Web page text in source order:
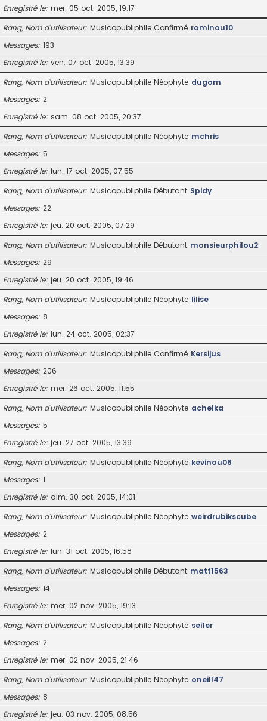
Enregistré le mer. 05 oct. 2005, 19:17
Rang, Nom d’utilisateur Musicopubliphile Confirmé rominou10
Messages 193
Enregistré le ven. 07 oct. 2005, 13:39
Rang, Nom d’utilisateur Musicopubliphile Néophyte dugom
Messages 2
Enregistré le sam. 08 oct. 2005, 20:37
Rang, Nom d’utilisateur Musicopubliphile Néophyte mchris
Messages 5
Enregistré le lun. 17 oct. 2005, 07:55
Rang, Nom d’utilisateur Musicopubliphile Débutant Spidy
Messages 22
Enregistré le jeu. 20 oct. 2005, 07:29
Rang, Nom d’utilisateur Musicopubliphile Débutant monsieurphilou2
Messages 29
Enregistré le jeu. 20 oct. 2005, 19:46
Rang, Nom d’utilisateur Musicopubliphile Néophyte lilise
Messages 8
Enregistré le lun. 24 oct. 2005, 02:37
Rang, Nom d’utilisateur Musicopubliphile Confirmé Kersijus
Messages 206
Enregistré le mer. 26 oct. 2005, 11:55
Rang, Nom d’utilisateur Musicopubliphile Néophyte achelka
Messages 5
Enregistré le jeu. 27 oct. 2005, 13:39
Rang, Nom d’utilisateur Musicopubliphile Néophyte kevinou06
Messages 1
Enregistré le dim. 30 oct. 2005, 14:01
Rang, Nom d’utilisateur Musicopubliphile Néophyte weirdrubikscube
Messages 2
Enregistré le lun. 31 oct. 2005, 16:58
Rang, Nom d’utilisateur Musicopubliphile Débutant matt1563
Messages 14
Enregistré le mer. 02 nov. 2005, 19:13
Rang, Nom d’utilisateur Musicopubliphile Néophyte seifer
Messages 2
Enregistré le mer. 02 nov. 2005, 21:46
Rang, Nom d’utilisateur Musicopubliphile Néophyte oneill47
Messages 8
Enregistré le jeu. 03 nov. 2005, 08:56